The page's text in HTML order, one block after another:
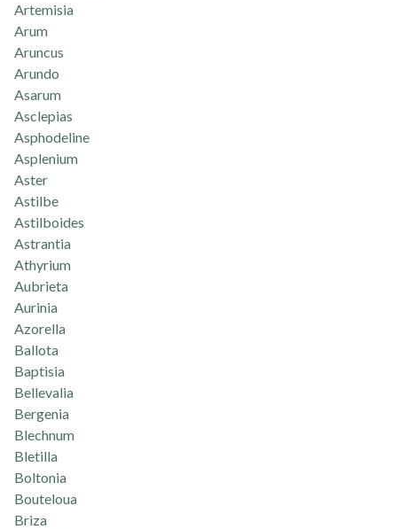
Artemisia
Arum
Aruncus
Arundo
Asarum
Asclepias
Asphodeline
Asplenium
Aster
Astilbe
Astilboides
Astrantia
Athyrium
Aubrieta
Aurinia
Azorella
Ballota
Baptisia
Bellevalia
Bergenia
Blechnum
Bletilla
Boltonia
Bouteloua
Briza